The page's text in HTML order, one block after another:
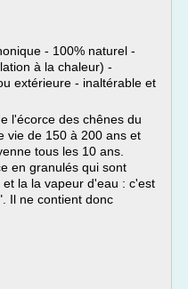
- 100% naturel -
à la chaleur) -
extérieure - inaltérable et
l'écorce des chênes du
vie de 150 à 200 ans et
tous les 10 ans.
en granulés qui sont
la la vapeur d'eau : c'est
Il ne contient donc